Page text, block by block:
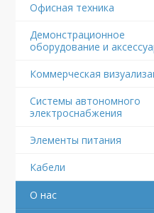
Офисная техника
Демонстрационное
оборудование и
Коммерческая
Системы автономного
электроснабжения
Элементы питания
Кабели
О нас